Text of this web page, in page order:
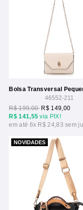
46552-211
R$ 141,55 via PIX!
R$ 199,00 R$ 149,00
6x R$ 24,83
NOVIDADES